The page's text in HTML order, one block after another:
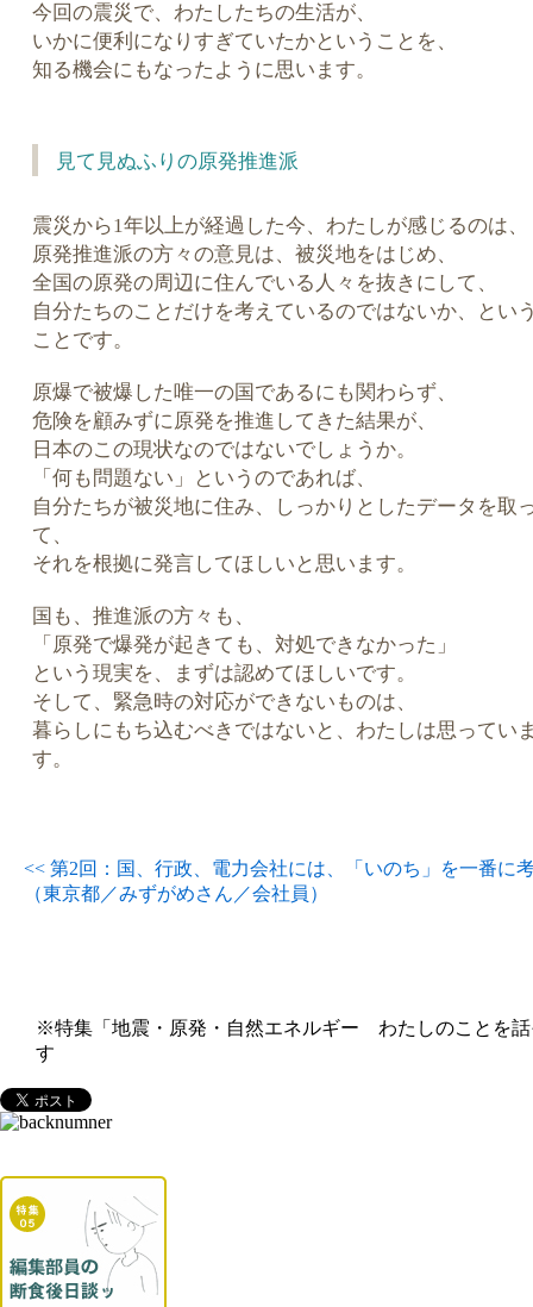
今回の震災で、わたしたちの生活が、
いかに便利になりすぎていたかということを、
知る機会にもなったように思います。
見て見ぬふりの原発推進派
震災から1年以上が経過した今、わたしが感じるのは、
原発推進派の方々の意見は、被災地をはじめ、
全国の原発の周辺に住んでいる人々を抜きにして、
自分たちのことだけを考えているのではないか、とい
ことです。
原爆で被爆した唯一の国であるにも関わらず、
危険を顧みずに原発を推進してきた結果が、
日本のこの現状なのではないでしょうか。
「何も問題ない」というのであれば、
自分たちが被災地に住み、しっかりとしたデータを取
て、
それを根拠に発言してほしいと思います。
国も、推進派の方々も、
「原発で爆発が起きても、対処できなかった」
という現実を、まずは認めてほしいです。
そして、緊急時の対応ができないものは、
暮らしにもち込むべきではないと、わたしは思ってい
す。
<< 第2回：国、行政、電力会社には、「いのち」を一番に
（東京都／みずがめさん／会社員）
※特集「地震・原発・自然エネルギー わたしのことを話
す